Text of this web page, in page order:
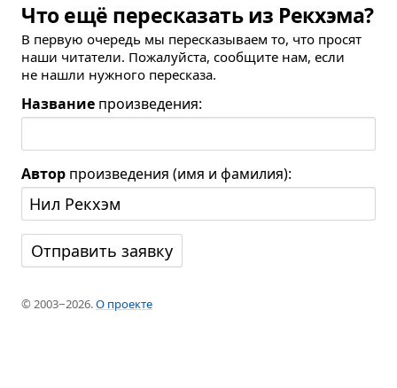
Что ещё пересказать из Рекхэма?
В первую очередь мы пересказываем то, что просят
наши читатели. Пожалуйста, сообщите нам, если
не нашли нужного пересказа.
Название произведения:
Автор произведения (имя и фамилия):
© 2003−2026.О проекте